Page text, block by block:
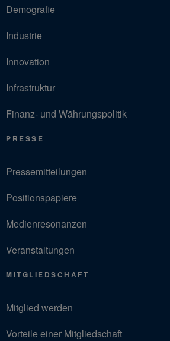
Demografie
Industrie
Innovation
Infrastruktur
Finanz- und Währungspolitik
PRESSE
Pressemitteilungen
Positionspapiere
Medienresonanzen
Veranstaltungen
MITGLIEDSCHAFT
Mitglied werden
Vorteile einer Mitgliedschaft